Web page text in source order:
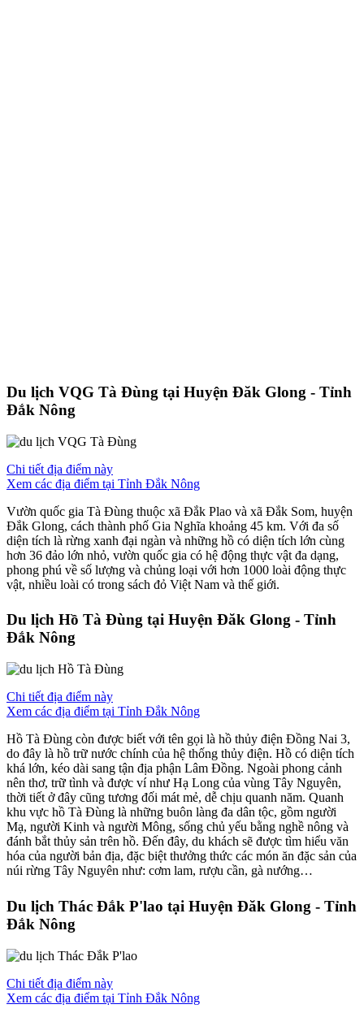
Du lịch VQG Tà Đùng tại Huyện Đăk Glong - Tỉnh
Đắk Nông
Chi tiết địa điểm này
Xem các địa điểm tại Tỉnh Đắk Nông
Vườn quốc gia Tà Đùng thuộc xã Đắk Plao và xã Đắk Som, huyện
Đắk Glong, cách thành phố Gia Nghĩa khoảng 45 km. Với đa số
diện tích là rừng xanh đại ngàn và những hồ có diện tích lớn cùng
hơn 36 đảo lớn nhỏ, vườn quốc gia có hệ động thực vật đa dạng,
phong phú về số lượng và chủng loại với hơn 1000 loài động thực
vật, nhiều loài có trong sách đỏ Việt Nam và thế giới.
Du lịch Hồ Tà Đùng tại Huyện Đăk Glong - Tỉnh
Đắk Nông
Chi tiết địa điểm này
Xem các địa điểm tại Tỉnh Đắk Nông
Hồ Tà Đùng còn được biết với tên gọi là hồ thủy điện Đồng Nai 3,
do đây là hồ trữ nước chính của hệ thống thủy điện. Hồ có diện tích
khá lớn, kéo dài sang tận địa phận Lâm Đồng. Ngoài phong cảnh
nên thơ, trữ tình và được ví như Hạ Long của vùng Tây Nguyên,
thời tiết ở đây cũng tương đối mát mẻ, dễ chịu quanh năm. Quanh
khu vực hồ Tà Đùng là những buôn làng đa dân tộc, gồm người
Mạ, người Kinh và người Mông, sống chủ yếu bằng nghề nông và
đánh bắt thủy sản trên hồ. Đến đây, du khách sẽ được tìm hiểu văn
hóa của người bản địa, đặc biệt thưởng thức các món ăn đặc sản của
núi rừng Tây Nguyên như: cơm lam, rượu cần, gà nướng…
Du lịch Thác Đắk P'lao tại Huyện Đăk Glong - Tỉnh
Đắk Nông
Chi tiết địa điểm này
Xem các địa điểm tại Tỉnh Đắk Nông